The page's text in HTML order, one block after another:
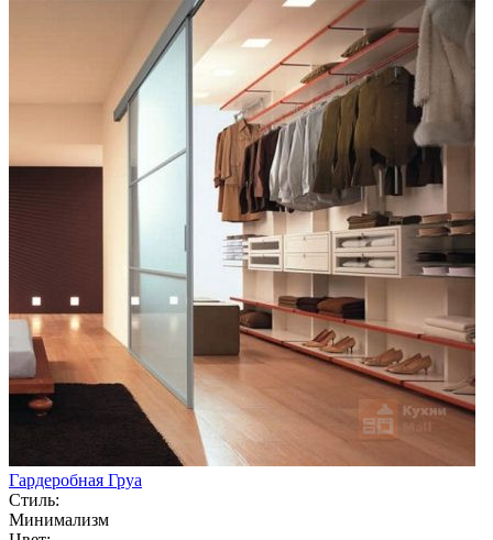
Гардеробная Груа
Стиль:
Минимализм